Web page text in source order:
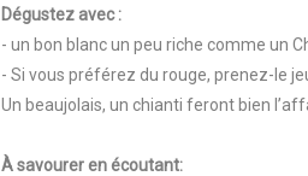
Dégustez avec :
- un bon blanc un peu riche comme un
- Si vous préférez du rouge, prenez-le
Un beaujolais, un chianti feront bien
À savourer en écoutant: